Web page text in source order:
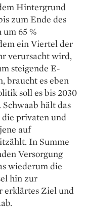
Hintergrund
zum Ende des
65 %
ein Viertel der
verursacht wird,
steigende E-
braucht es eben
soll es bis 2030
hält das
privaten und
auf
In Summe
Versorgung
wiederum die
hin zur
erklärtes Ziel und